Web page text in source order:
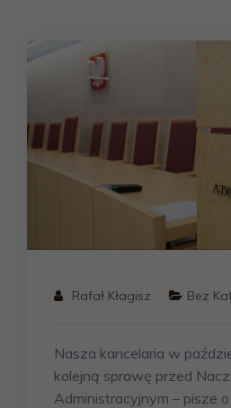
Rafał Kłagisz Bez
Nasza kancelaria w
kolejną sprawę przed
Administracyjnym – pisze